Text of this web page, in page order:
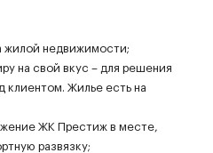
жилой недвижимости;
на свой вкус – для решения
клиентом. Жилье есть на
ЖК Престиж в месте,
развязку;